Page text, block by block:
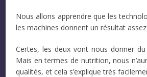
Nous allons apprendre que les
les machines donnent un résultat
Certes, les deux vont nous donner
Mais en termes de nutrition, nous
qualités, et cela s’explique très